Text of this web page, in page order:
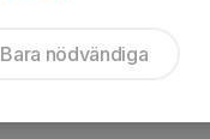
Bara nödvändiga